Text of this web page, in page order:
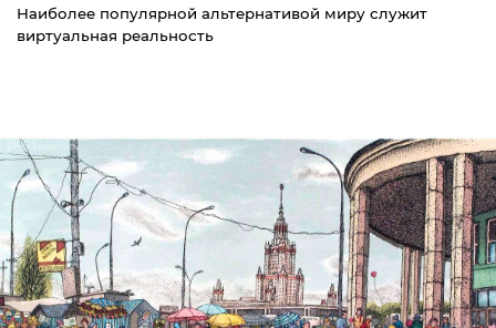
Наиболее популярной альтернативой миру служит
виртуальная реальность